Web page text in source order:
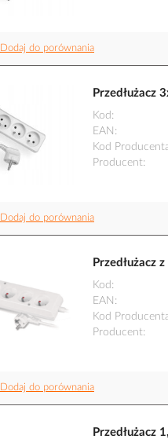
Dodaj do porównania
Przedłużacz
Kod
EAN
Kod
Producent
Dodaj do porównania
Przedłużacz
Kod
EAN
Kod
Producent
Dodaj do porównania
Przedłużacz